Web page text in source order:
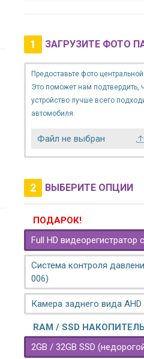
1 ЗАГРУЗИТЕ ФОТО
Предоставьте фото
Это поможет нам подтвердить,
устройство лучше всего
автомобиля.
Файл не выбран
2 ВЫБЕРИТЕ ОПЦИИ
ПОДАРОК!
Full HD видеорегистратор
Система контроля
006)
Камера заднего вида AHD
RAM / SSD НАКОПИТЕЛЬ
2GB / 32GB SSD